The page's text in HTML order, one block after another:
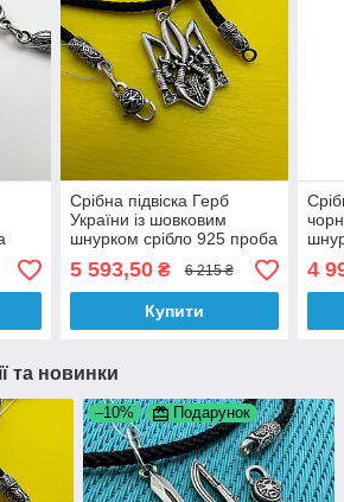
Срібна підвіска Герб
України із шовковим
шнурком срібло 925 проба
5 593,50₴ 6 215 ₴
Купити
4
та новинки
–10% Подарунок